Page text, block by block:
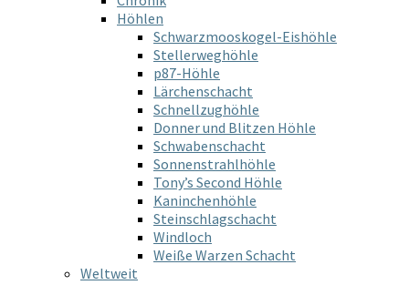
Höhlen
Schwarzmooskogel-Eishöhle
Stellerweghöhle
p87-Höhle
Lärchenschacht
Schnellzughöhle
Donner und Blitzen Höhle
Schwabenschacht
Sonnenstrahlhöhle
Tony’s Second Höhle
Kaninchenhöhle
Steinschlagschacht
Windloch
Weiße Warzen Schacht
Weltweit